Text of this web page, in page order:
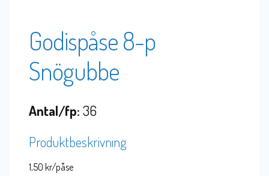
Godispåse 8-p
Snögubbe
Antal/fp: 36
Produktbeskrivning
1,50 kr/påse